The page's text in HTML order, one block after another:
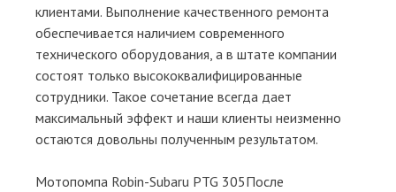
клиентами. Выполнение качественного ремонта
обеспечивается наличием современного
технического оборудования, а в штате компании
состоят только высококвалифицированные
сотрудники. Такое сочетание всегда дает
максимальный эффект и наши клиенты неизменно
остаются довольны полученным результатом.
Мотопомпа Robin-Subaru PTG 305После